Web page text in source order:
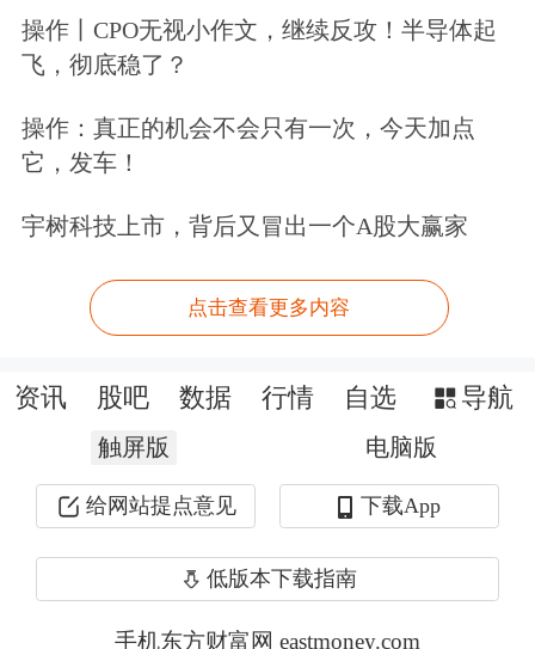
三是今年沥青需求存在较大收缩可能，
续炼厂增产沥青的可能性较高。
四是季节性估值区间也对沥青绝对价格
跌而沥青价格大涨，推动沥青对布伦特
来看，当前看似表现较强的沥青期
现货市场，实际已面临较大的上行压
力。节后沥青价格相对快速上涨，基本
已反映利多预期，后续需重点关注两方
面变量：一是“十五五”规划相关指标若
操作丨CPO无视小作文，继续反攻！半导体起
飞，彻底稳了？
操作：真正的机会不会只有一次，今天加点
它，发车！
宇树科技上市，背后又冒出一个A股大赢家
点击查看更多内容
资讯 股吧 数据 行情 自选 导航
触屏版 电脑版
给网站提点意见 下载App
低版本下载指南
手机东方财富网 eastmoney.com